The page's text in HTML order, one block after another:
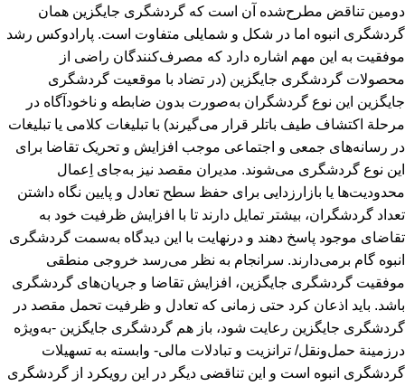
دومین تناقض مطرح‌شده آن است که گردشگری جایگزین همان
گردشگری انبوه اما در شکل و شمایلی متفاوت است. پارادوکس رشد
موفقیت به این مهم اشاره دارد که مصرف‌کنندگان راضی از
محصولات گردشگری جایگزین (در تضاد با موقعیت گردشگری
جایگزین این نوع گردشگران به‌صورت بدون ضابطه و ناخودآگاه در
مرحلة اکتشاف طیف باتلر قرار می‌گیرند) با تبلیغات کلامی یا تبلیغات
در رسانه‌های جمعی و اجتماعی موجب افزایش و تحریک تقاضا برای
این نوع گردشگری می‌شوند. مدیران مقصد نیز به‌جای اِعمال
محدودیت‌ها یا بازارزدایی برای حفظ سطح تعادل و پایین نگاه داشتن
تعداد گردشگران، بیشتر تمایل دارند تا با افزایش ظرفیت خود به
تقاضای موجود پاسخ دهند و درنهایت با این دیدگاه به‌سمت گردشگری
انبوه گام برمی‌دارند. سرانجام به نظر می‌رسد خروجی منطقی
موفقیت گردشگری جایگزین، افزایش تقاضا و جریان‌های گردشگری
باشد. باید اذعان کرد حتی زمانی که تعادل و ظرفیت تحمل مقصد در
گردشگری جایگزین رعایت شود، باز هم گردشگری جایگزین -به‌ویژه
درزمینة حمل‌ونقل/ ترانزیت و تبادلات مالی- وابسته به تسهیلات
گردشگری انبوه است و این تناقضی دیگر در این رویکرد از گردشگری